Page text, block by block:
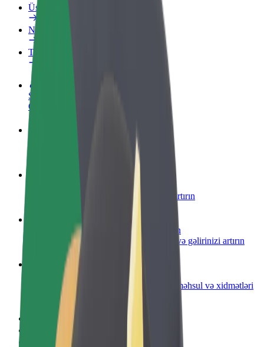
Üstünlüklər
Necə qoşulmalı?
Tez-tez verilən suallar
Sürücü ol
Öz şərtlərinizə uyğun olaraq qazanın
Yemək çatdırın və həftəlik ödəniş alın
Restoran və ya mağaza əlavə edin
Daha çox müştəri cəlb edin və satışları artırın
Avtopark sahibi kimi qeydiyyatdan keçin
Avtoparkınızı Bolt platformasına qoşun və gəlirinizi artırın
Biznes üçün Bolt
Biznesiniz üçün miqyaslandırılmış Bolt məhsul və xidmətləri